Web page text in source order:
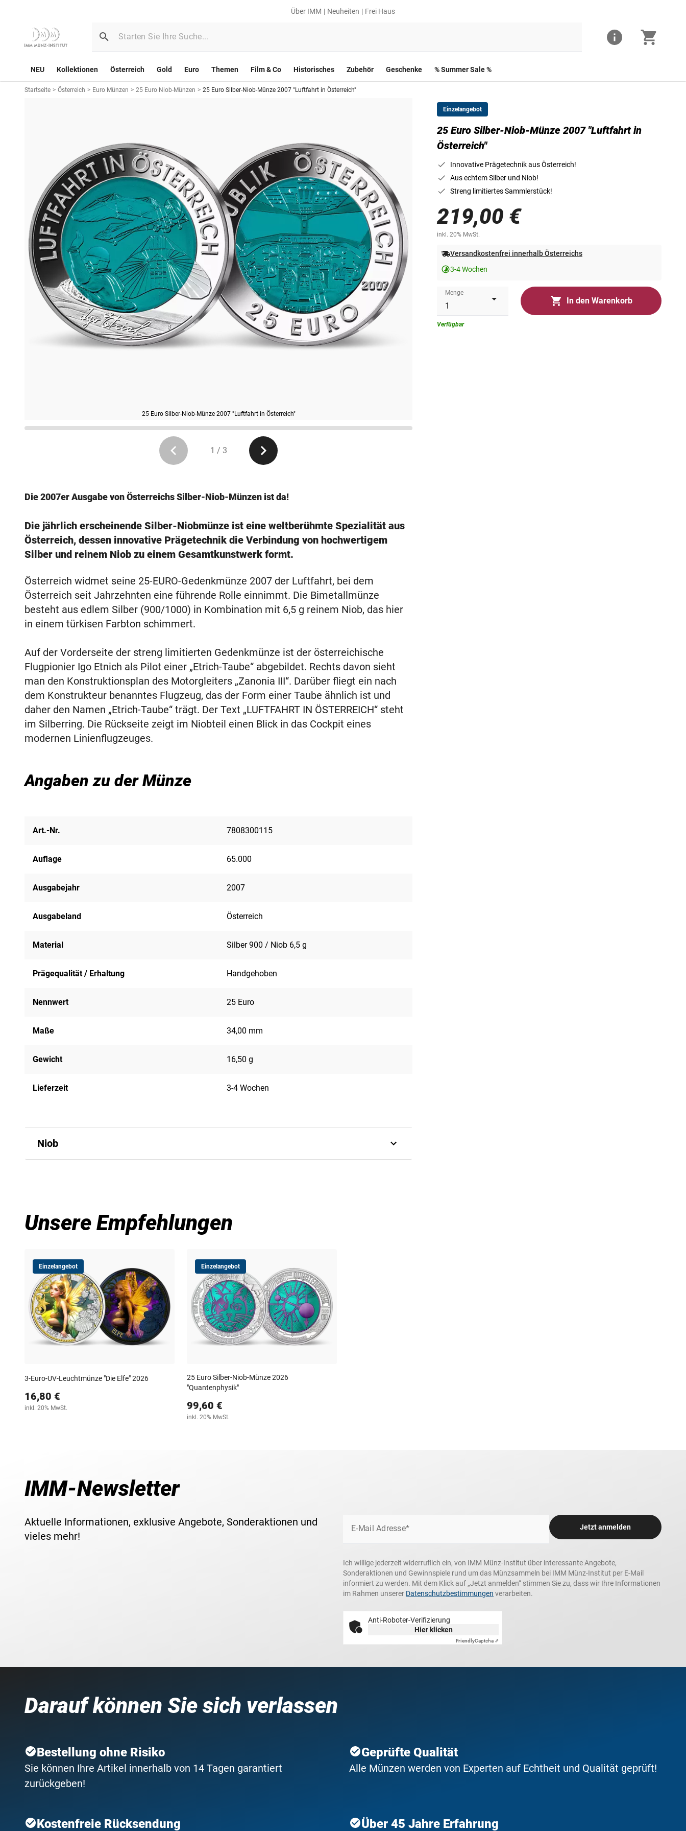
Über IMM Neuheiten Frei Haus
NEU Kollektionen Österreich Gold Euro Themen Film & Co Historisches Zubehör Geschenke % Summer Sale %
Startseite > Österreich > Euro Münzen > 25 Euro Niob-Münzen > 25 Euro Silber-Niob-Münze 2007 "Luftfahrt in Österreich"
25 Euro Silber-Niob-Münze 2007 "Luftfahrt in Österreich"
Die Vorderseite der Silber-Niob-Münze 2007
1 / 3
Einzelangebot
25 Euro Silber-Niob-Münze 2007 "Luftfahrt in
Österreich"
Innovative Prägetechnik aus Österreich!
Aus echtem Silber und Niob!
Streng limitiertes Sammlerstück!
219,00 €
inkl. 20% MwSt.
Versandkostenfrei innerhalb Österreichs
3-4 Wochen
Menge
In den Warenkorb
Verfügbar
Die 2007er Ausgabe von Österreichs Silber-Niob-Münzen ist da!
Die jährlich erscheinende Silber-Niobmünze ist eine weltberühmte Spezialität aus
Österreich, dessen innovative Prägetechnik die Verbindung von hochwertigem
Silber und reinem Niob zu einem Gesamtkunstwerk formt.
Österreich widmet seine 25-EURO-Gedenkmünze 2007 der Luftfahrt, bei dem
Österreich seit Jahrzehnten eine führende Rolle einnimmt. Die Bimetallmünze
besteht aus edlem Silber (900/1000) in Kombination mit 6,5 g reinem Niob, das hier
in einem türkisen Farbton schimmert.
Auf der Vorderseite der streng limitierten Gedenkmünze ist der österreichische
Flugpionier Igo Etnich als Pilot einer „Etrich-Taube“ abgebildet. Rechts davon sieht
man den Konstruktionsplan des Motorgleiters „Zanonia III“. Darüber fliegt ein nach
dem Konstrukteur benanntes Flugzeug, das der Form einer Taube ähnlich ist und
daher den Namen „Etrich-Taube“ trägt. Der Text „LUFTFAHRT IN ÖSTERREICH“ steht
im Silberring. Die Rückseite zeigt im Niobteil einen Blick in das Cockpit eines
modernen Linienflugzeuges.
Angaben zu der Münze
Art.-Nr. 7808300115
Auflage 65.000
Ausgabejahr 2007
Ausgabeland Österreich
Material Silber 900 / Niob 6,5 g
Prägequalität / Erhaltung Handgehoben
Nennwert 25 Euro
Maße 34,00 mm
Gewicht 16,50 g
Lieferzeit 3-4 Wochen
Niob
Niob für Münzen zu verbinden. Die 25-Euro-Münzen, die jedes Jahr mit anderen
Farben des Niobkerns erscheinen, gelten heute als Beispiel österreichischer
Unsere Empfehlungen
Einzelangebot
3-Euro-UV-Leuchtmünze "Die Elfe" 2026
16,80 €
inkl. 20% MwSt.
Einzelangebot
25 Euro Silber-Niob-Münze 2026
"Quantenphysik"
99,60 €
inkl. 20% MwSt.
IMM-Newsletter
Aktuelle Informationen, exklusive Angebote, Sonderaktionen und
vieles mehr!
E-Mail Adresse* Jetzt anmelden
Ich willige jederzeit widerruflich ein, von IMM Münz-Institut über interessante Angebote,
Sonderaktionen und Gewinnspiele rund um das Münzsammeln bei IMM Münz-Institut per E-Mail
informiert zu werden. Mit dem Klick auf „Jetzt anmelden“ stimmen Sie zu, dass wir Ihre Informationen
im Rahmen unserer Datenschutzbestimmungen verarbeiten.
Anti-Roboter-Verifizierung
Hier klicken
FriendlyCaptcha ⇗
Darauf können Sie sich verlassen
Bestellung ohne Risiko
Sie können Ihre Artikel innerhalb von 14 Tagen garantiert
zurückgeben!
Geprüfte Qualität
Alle Münzen werden von Experten auf Echtheit und Qualität geprüft!
Kostenfreie Rücksendung Über 45 Jahre Erfahrung